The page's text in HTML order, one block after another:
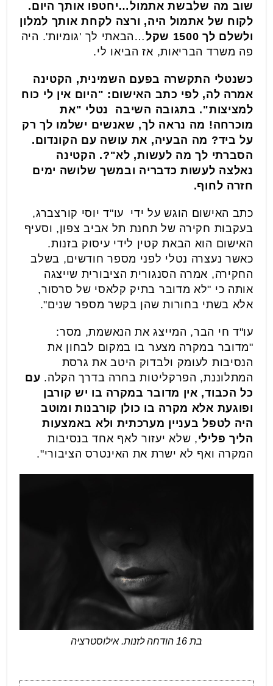
שוב מה שלבשת אתמול…יחטפו אותך היום.
לקוח של אתמול היה, ורצה לקחת אותך למלון
ולשלם לך 1500 שקל
…הבאתי לך 'גומיות'. היה
פה משרד הבריאות, אז הביאו לי.
כשנטלי התקשרה בפעם השמינית, הקטינה
אמרה לה, לפי כתב האישום: "היום אין לי כוח
למציצות". בתגובה השיבה נטלי "את
מוכרחה! מה נראה לך, שאנשים ישלמו לך רק
על ביד? מה הבעיה, את עושה עם הקונדום.
הסברתי לך מה לעשות, לא"?. הקטינה
נאלצה לעשות כדבריה ובמשך שלושה ימים
חזרה לחוף.
כתב האישום הוגש על ידי עו"ד יוסי קורצברג,
בעקבות חקירה של תחנת תל אביב צפון, וסעיף
האישום הוא הבאת קטין לידי עיסוק בזנות.
כאשר נעצרה נטלי לפני מספר חודשים, בשלב
החקירה, אמרה הסנגורית הציבורית שייצגה
אותה כי "לא מדובר בתיק קלאסי של סרסור,
אלא בשתי בחורות שהן בקשר מספר שנים".
עו"ד חי הבר, המייצג את הנאשמת, מסר:
"מדובר במקרה מצער בו במקום לבחון את
הנסיבות לעומק ולבדוק היטב את גרסת
המתלוננת, הפרקליטות בחרה בדרך הקלה. עם
כל הכבוד, אין מדובר במקרה בו יש קורבן
ופוגעת אלא מקרה בו כולן קורבנות ומוטב
היה לטפל בעניין מערכתית ולא באמצעות
הליך פלילי, שלא יעזור לאף אחד בנסיבות
המקרה ואף לא ישרת את האינטרס הציבורי".
בת 16 הודחה לזנות. אילוסטרציה